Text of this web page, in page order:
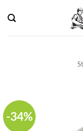
Inhalt
springen
-34%